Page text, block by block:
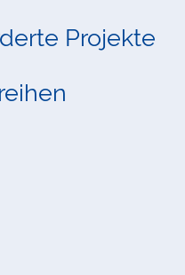
Projekte